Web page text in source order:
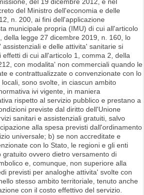
del Ministro dell'economia e delle
n. 200, ai fini dell'applicazione
municipale propria (IMU) di cui all'articolo
della legge 27 dicembre 2019, n. 160, lo
e delle attivita' sanitarie si
di cui all'articolo 1, comma 2, della
con modalita' non commerciali quando le
e contrattualizzate o convenzionate con lo
sono svolte, in ciascun ambito
ivi vigente, in maniera
rispetto al servizio pubblico e prestano a
previste dal diritto dell'Unione
sanitari e assistenziali gratuiti, salvo
alla spesa previsti dall'ordinamento
universale; b) se non accreditate e
con lo Stato, le regioni e gli enti
gratuito ovvero dietro versamento di
e, comunque, non superiore alla
previsti per analoghe attivita' svolte con
stesso ambito territoriale, tenuto anche
con il costo effettivo del servizio.